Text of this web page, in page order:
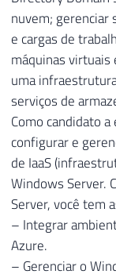
nuvem; gerenciar
e cargas de
máquinas
uma
serviços de
Como candidato
configurar e
de IaaS
Windows Server.
Server, você tem
– Integrar
Azure.
– Gerenciar o